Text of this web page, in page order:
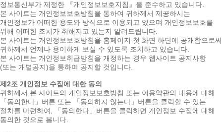
정보통신부가 제정한 『개인정보보호지침』을 준수하고 있습니다.
본 사이트는 개인정보보호방침을 통하여 귀하께서 제공하시는
개인정보가 어떠한 용도와 방식으로 이용되고 있으며 개인정보보호를
위해 어떠한 조치가 취해지고 있는지 알려드립니다.
본 사이트는 개인정보보호방침을 홈페이지 첫 화면 하단에 공개함으로써
귀하께서 언제나 용이하게 보실 수 있도록 조치하고 있습니다.
본 사이트는 개인정보취급방침을 개정하는 경우 웹사이트 공지사항
(또는 개별공지)을 통하여 공지할 것입니다.
제2조 개인정보 수집에 대한 동의
귀하께서 본 사이트의 개인정보보호방침 또는 이용약관의 내용에 대해
「동의한다」버튼 또는 「동의하지 않는다」버튼을 클릭할 수 있는
절차를 마련하여, 「동의한다」버튼을 클릭하면 개인정보 수집에 대해
동의한 것으로 봅니다.